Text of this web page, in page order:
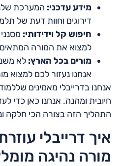
מידע עדכני: המערכת
דירוגים וחוות דעת של
חיפוש קל וידידותי:
למצוא את המורה
מורים בכל הארץ: לא
אנחנו נעזור לכם למצוא
אנחנו בדרייבלי מאמינים
חיובית ומהנה. אנחנו כאן כדי
התהליך הזה בצורה הכי חלקה
איך דרייבלי
מורה נהיגה